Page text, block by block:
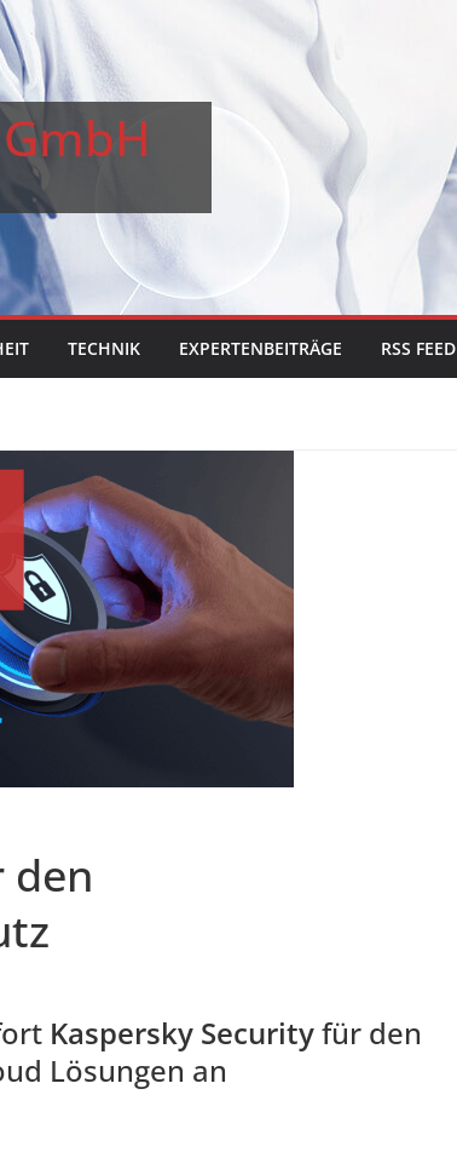
TECHNIK EXPERTENBEITRÄGE RSS FEED
den
Kaspersky Securityfür den
Lösungen an